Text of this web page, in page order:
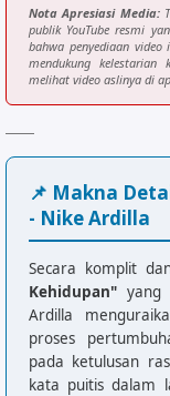
Nota Apresiasi Media:
publik YouTube resmi
bahwa penyediaan
mendukung
melihat video aslinya di
📌 Makna
- Nike Ardilla
Secara komplit
Kehidupan" yang
Ardilla
proses
pada ketulusan
kata puitis dalam